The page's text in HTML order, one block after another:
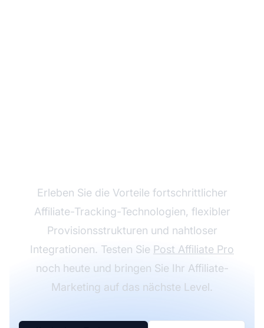
Erleben Sie die Vorteile fortschrittlicher
Affiliate-Tracking-Technologien, flexibler
Provisionsstrukturen und nahtloser
Integrationen. Testen Sie Post Affiliate Pro
noch heute und bringen Sie Ihr Affiliate-
Marketing auf das nächste Level.